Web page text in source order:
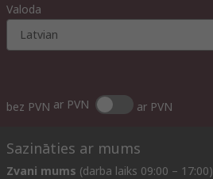
Valoda
Latvian
bez PVN ar PVN ar PVN
Sazināties ar mums
Zvani mums (darba laiks 09:00 – 17:00)